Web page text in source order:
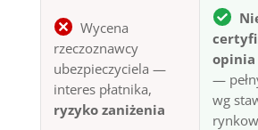
Wycena
rzeczoznawcy
ubezpieczyciela —
interes płatnika,
ryzyko zaniżenia
opinia
—
wg